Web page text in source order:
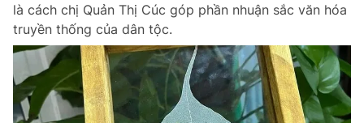
là cách chị Quản Thị Cúc góp phần nhuận sắc văn hóa
truyền thống của dân tộc.